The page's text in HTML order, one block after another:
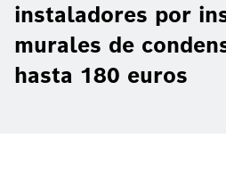
instaladores por
murales de
hasta 180 euros